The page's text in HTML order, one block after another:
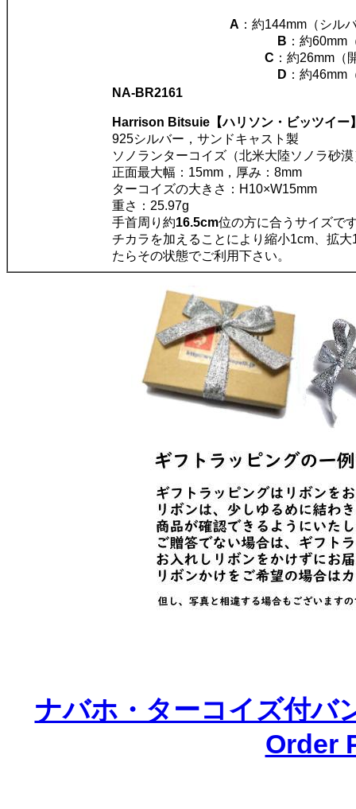
A ：約144mm（シル
B ：約60mm
C ：約26mm（
D ：約46mm
NA-BR2161
Harrison Bitsuie【ハリソン・ビッツイー
925シルバー，サンドキャスト製
ソノランターコイズ（北米大陸ソノラ砂漠
正面最大幅：15mm，厚み：8mm
ターコイズの大きさ：H10×W15mm
重さ：25.97g
手首周り約16.5cm位の方に合うサイズで
チカラを加えることにより縮小1cm、拡
たらその状態でご利用下さい。
ナバホ・ターコイズ付
Order